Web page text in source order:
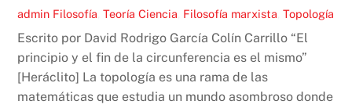
admin Filosofía ,Teoría Ciencia Filosofía marxista ,Topología
Escrito por David Rodrigo García Colín Carrillo “El
principio y el fin de la circunferencia es el mismo”
[Heráclito] La topología es una rama de las
matemáticas que estudia un mundo asombroso donde